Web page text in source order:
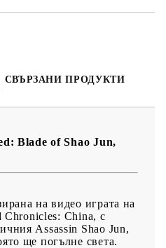
СВЪРЗАНИ ПРОДУКТИ
Blade of Shao Jun,
на видео играта на
Chronicles: China, с
Assassin Shao Jun,
ще погълне света.